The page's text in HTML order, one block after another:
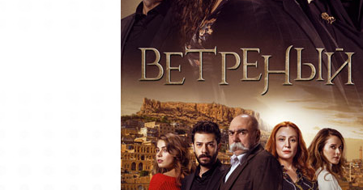
66 серия
67 серия
70 серия
71 серия
74 серия
75 серия
78 серия
79 серия